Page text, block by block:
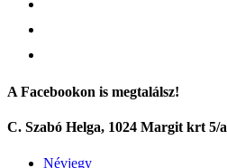
A Facebookon is megtalálsz!
C. Szabó Helga, 1024 Margit krt 5/a
Névjegy